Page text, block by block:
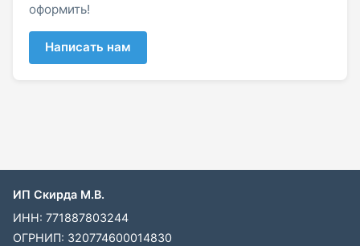
оформить!
Написать нам
ИП Скирда М.В.
ИНН: 771887803244
ОГРНИП: 320774600014830